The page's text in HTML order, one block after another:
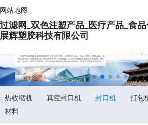
网站地图
过滤网_双色注塑产品_医疗产品_食
展辉塑胶科技有限公司
热收缩机 真空封口机 封口机 打包
材料